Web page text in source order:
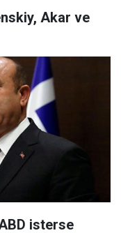
Akar ve
isterse